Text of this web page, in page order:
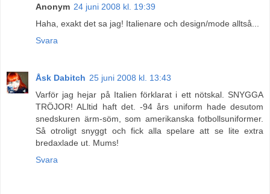
Anonym 24 juni 2008 kl. 19:39
Haha, exakt det sa jag! Italienare och design/mode alltså...
Svara
Åsk Dabitch 25 juni 2008 kl. 13:43
Varför jag hejar på Italien förklarat i ett nötskal. SNYGGA
TRÖJOR! ALltid haft det. -94 års uniform hade desutom
snedskuren ärm-söm, som amerikanska fotbollsuniformer.
Så otroligt snyggt och fick alla spelare att se lite extra
bredaxlade ut. Mums!
Svara